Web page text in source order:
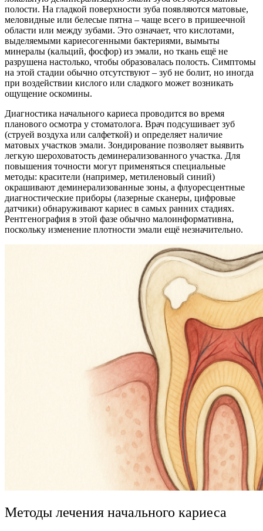
полости. На гладкой поверхности зуба появляются матовые,
меловидные или белесые пятна – чаще всего в пришеечной
области или между зубами. Это означает, что кислотами,
выделяемыми кариесогенными бактериями, вымыты
минералы (кальций, фосфор) из эмали, но ткань ещё не
разрушена настолько, чтобы образовалась полость. Симптомы
на этой стадии обычно отсутствуют – зуб не болит, но иногда
при воздействии кислого или сладкого может возникать
ощущение оскомины.
Диагностика начального кариеса проводится во время
планового осмотра у стоматолога. Врач подсушивает зуб
(струей воздуха или салфеткой) и определяет наличие
матовых участков эмали. Зондирование позволяет выявить
легкую шероховатость деминерализованного участка. Для
повышения точности могут применяться специальные
методы: красители (например, метиленовый синий)
окрашивают деминерализованные зоны, а флуоресцентные
диагностические приборы (лазерные сканеры, цифровые
датчики) обнаруживают кариес в самых ранних стадиях.
Рентгенография в этой фазе обычно малоинформативна,
поскольку изменение плотности эмали ещё незначительно.
Методы лечения начального кариеса